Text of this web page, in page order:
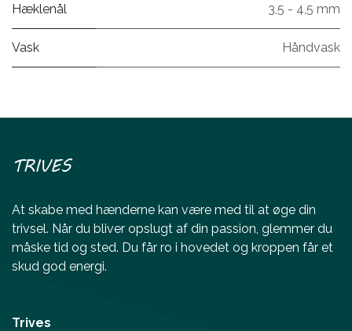
Hæklenål 3,5 - 4,5 mm
Vask Håndvask
TRIVES
At skabe med hænderne kan være med til at øge din
trivsel. Når du bliver opslugt af din passion, glemmer du
måske tid og sted. Du får ro i hovedet og kroppen får et
skud god energi.
Trives